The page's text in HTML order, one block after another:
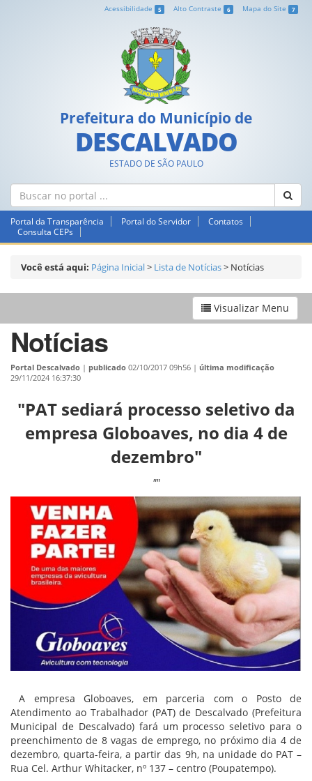
Acessibilidade 5 Alto Contraste 6 Mapa do Site 7
Prefeitura do Município de
DESCALVADO
ESTADO DE SÃO PAULO
Portal da Transparência Portal do Servidor
Contatos
Consulta CEPs
Você está aqui: Página Inicial> Lista de Notícias> Notícias
Visualizar Menu
Notícias
Portal Descalvado | publicado 02/10/2017 09h56 | última modificação
29/11/2024 16:37:30
"PAT sediará processo seletivo da
empresa Globoaves, no dia 4 de
dezembro"
""
A empresa Globoaves, em parceria com o Posto de
Atendimento ao Trabalhador (PAT) de Descalvado (Prefeitura
Municipal de Descalvado) fará um processo seletivo para o
preenchimento de 8 vagas de emprego, no próximo dia 4 de
dezembro, quarta-feira, a partir das 9h, na unidade do PAT –
Rua Cel. Arthur Whitacker, nº 137 – centro (Poupatempo).